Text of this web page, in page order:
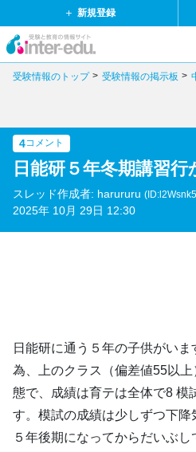
新規登録
受験情報のトップ 受験情報の掲示板
4コメント
日能研５年冬期講習
スレッド作成者: harururu
2025年 10月 29日 12:30
日能研に通う５年の子供がい
為、上のクラス（偏差値55以
態で、成績は育テは全体で8 模
す。模試の成績は少しずつ下
５年後期になってからだいぶ